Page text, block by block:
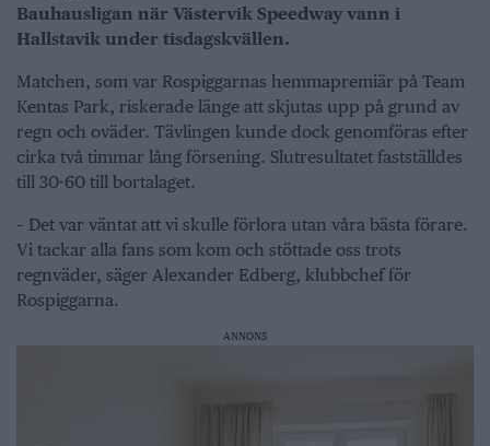
Bauhausligan när Västervik Speedway vann i
Hallstavik under tisdagskvällen.
Matchen, som var Rospiggarnas hemmapremiär på Team
Kentas Park, riskerade länge att skjutas upp på grund av
regn och oväder. Tävlingen kunde dock genomföras efter
cirka två timmar lång försening. Slutresultatet fastställdes
till 30-60 till bortalaget.
– Det var väntat att vi skulle förlora utan våra bästa förare.
Vi tackar alla fans som kom och stöttade oss trots
regnväder, säger Alexander Edberg, klubbchef för
Rospiggarna.
ANNONS